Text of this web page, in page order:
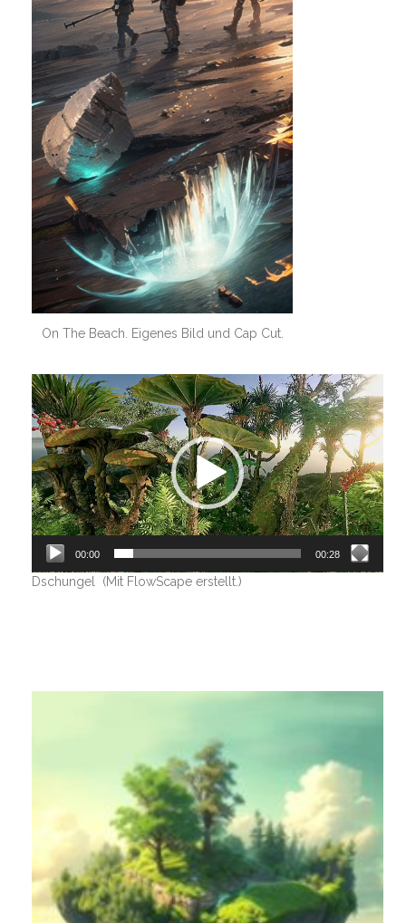
On The Beach. Eigenes Bild und Cap Cut.
00:00 00:28
Dschungel (Mit FlowScape erstellt.)